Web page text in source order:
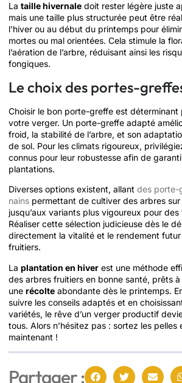
La taille hivernale doit rester légère juste
mais une taille plus structurée peut être
l’hiver ou au début du printemps pour
mortes ou mal orientées. Cela stimule la
l’aération de l’arbre, réduisant ainsi les
fongiques.
Le choix des portes-
Choisir le bon porte-greffe est déterminant
votre verger. Un porte-greffe adapté
froid, la stabilité de l’arbre, et son
de sol. Pour les climats rigoureux,
connus pour leur robustesse afin de
plantations.
Diverses options existent, allant des porte-
nains permettant de cultiver des arbres
jusqu’aux variants plus vigoureux pour
Réaliser cette sélection judicieuse dès le
directement la vitalité et le rendement
fruitiers.
La plantation en hiver est une méthode
des arbres fruitiers en bonne santé, prêts
une récolte abondante dès le printemps.
suivre les conseils adaptés et en
variétés, le rêve d’un verger productif
tous. Alors n’hésitez pas : sortez les pelles
maintenant !
Partager :